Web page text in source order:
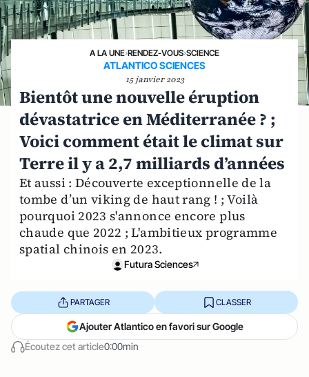
A LA UNE›RENDEZ-VOUS›SCIENCE
ATLANTICO SCIENCES
15 janvier 2023
Bientôt une nouvelle éruption
dévastatrice en Méditerranée ? ;
Voici comment était le climat sur
Terre il y a 2,7 milliards d’années
Et aussi : Découverte exceptionnelle de la
tombe d’un viking de haut rang ! ; Voilà
pourquoi 2023 s'annonce encore plus
chaude que 2022 ; L'ambitieux programme
spatial chinois en 2023.
Futura Sciences
Écoutez cet article0:00min
PARTAGER CLASSER
Ajouter Atlantico en favori sur Google